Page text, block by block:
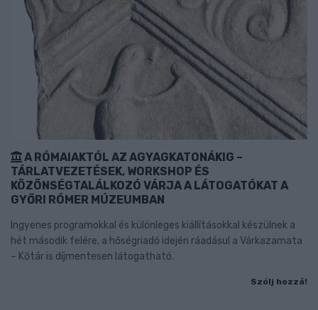
A RÓMAIAKTÓL AZ AGYAGKATONÁKIG –
TÁRLATVEZETÉSEK, WORKSHOP ÉS
KÖZÖNSÉGTALÁLKOZÓ VÁRJA A LÁTOGATÓKAT A
GYŐRI RÓMER MÚZEUMBAN
Ingyenes programokkal és különleges kiállításokkal készülnek a
hét második felére, a hőségriadó idején ráadásul a Várkazamata
– Kőtár is díjmentesen látogatható.
Szólj hozzá!